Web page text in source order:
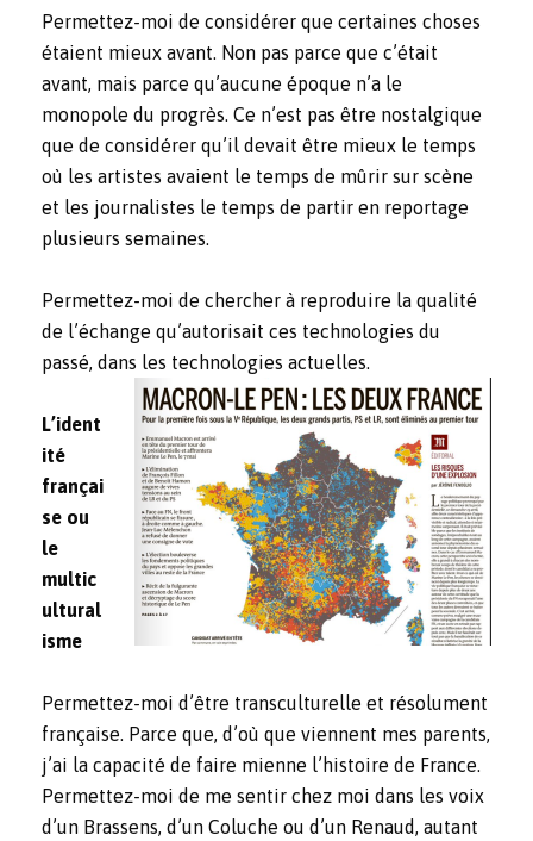
Permettez-moi de considérer que certaines choses
étaient mieux avant. Non pas parce que c’était
avant, mais parce qu’aucune époque n’a le
monopole du progrès. Ce n’est pas être nostalgique
que de considérer qu’il devait être mieux le temps
où les artistes avaient le temps de mûrir sur scène
et les journalistes le temps de partir en reportage
plusieurs semaines.
Permettez-moi de chercher à reproduire la qualité
de l’échange qu’autorisait ces technologies du
passé, dans les technologies actuelles.
L’ident
ité
françai
se ou
le
multic
ultural
isme
Permettez-moi d’être transculturelle et résolument
française. Parce que, d’où que viennent mes parents,
j’ai la capacité de faire mienne l’histoire de France.
Permettez-moi de me sentir chez moi dans les voix
d’un Brassens, d’un Coluche ou d’un Renaud, autant